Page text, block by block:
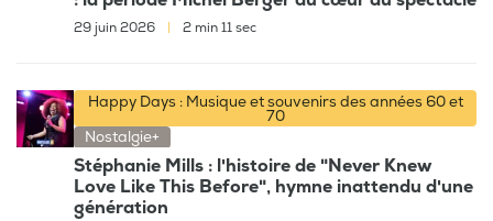
29 juin 2026 2 min 11 sec
Happy Days : Musique et souvenirs des années 60 et
70
Nostalgie+
Stéphanie Mills : l'histoire de "Never Knew
Love Like This Before", hymne inattendu d'une
génération